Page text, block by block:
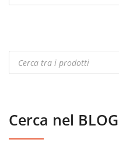
Products
search
Cerca nel BLOG